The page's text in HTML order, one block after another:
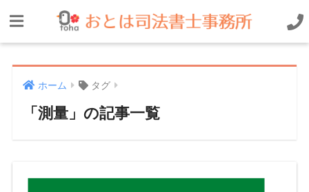
ホーム タグ
「測量」の記事一覧